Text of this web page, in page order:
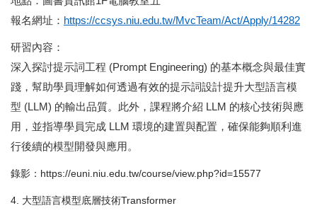
報名網址： https://ccsys.niu.edu.tw/MvcTeam/Act/Apply/14282
研習內容：
深入探討提示詞工程 (Prompt Engineering) 的基本概念與最佳實
踐，幫助學員理解如何透過有效的提示詞設計提升大型語言模
型 (LLM) 的輸出品質。此外，課程將介紹 LLM 的核心技術與應
用，並指導學員完成 LLM 環境的建置與配置，確保能夠順利進
行後續的模型開發與應用。
錄影：https://euni.niu.edu.tw/course/view.php?id=15577
4. 大型語言模型底層技術Transformer